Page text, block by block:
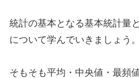
統計の基本となる基本統計量
について学んでいきましょう。
そもそも平均・中央値・最頻